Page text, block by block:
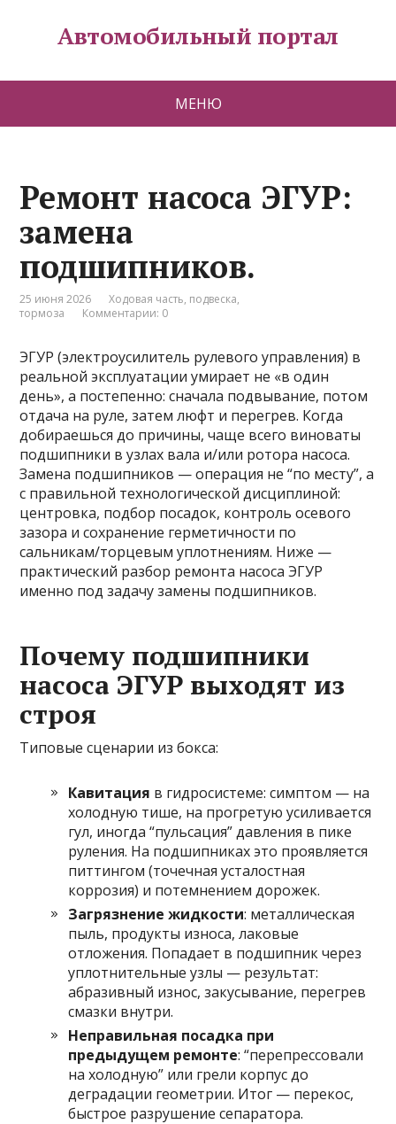
Автомобильный портал
МЕНЮ
Ремонт насоса ЭГУР:
замена
подшипников.
25 июня 2026
Ходовая часть, подвеска,
тормоза
Комментарии: 0
ЭГУР (электроусилитель рулевого управления) в
реальной эксплуатации умирает не «в один
день», а постепенно: сначала подвывание, потом
отдача на руле, затем люфт и перегрев. Когда
добираешься до причины, чаще всего виноваты
подшипники в узлах вала и/или ротора насоса.
Замена подшипников — операция не “по месту”, а
с правильной технологической дисциплиной:
центровка, подбор посадок, контроль осевого
зазора и сохранение герметичности по
сальникам/торцевым уплотнениям. Ниже —
практический разбор ремонта насоса ЭГУР
именно под задачу замены подшипников.
Почему подшипники
насоса ЭГУР выходят из
строя
Типовые сценарии из бокса:
Кавитация в гидросистеме: симптом — на
холодную тише, на прогретую усиливается
гул, иногда “пульсация” давления в пике
руления. На подшипниках это проявляется
питтингом (точечная усталостная
коррозия) и потемнением дорожек.
Загрязнение жидкости: металлическая
пыль, продукты износа, лаковые
отложения. Попадает в подшипник через
уплотнительные узлы — результат:
абразивный износ, закусывание, перегрев
смазки внутри.
Неправильная посадка при
предыдущем ремонте: “перепрессовали
на холодную” или грели корпус до
деградации геометрии. Итог — перекос,
быстрое разрушение сепаратора.